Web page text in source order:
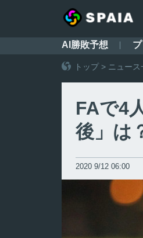
AI勝敗予想
トップ> ニュース
FAで4
後」は
2020 9/12 06:00